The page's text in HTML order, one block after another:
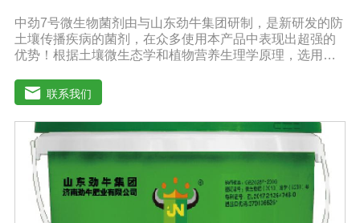
中劲7号微生物菌剂由与山东劲牛集团研制，是新研发的防
土壤传播疾病的菌剂，在众多使用本产品中表现出超强的
优势！根据土壤微生态学和植物营养生理学原理，选用有
而成的农用生物制剂。它利用微生物自身的寄生作用，并
释放出对土壤传播疾病和植物疾病、对细菌、真菌等具有
杀灭作用的化学物质，再辅助特殊增效剂，能快速、高效
抑制作物真菌、细菌病害。不仅有效地预防和控制多种作
物疾病的危害，还具有预防根腐病、枯萎病、锈枯病、黄
萎病、立枯病等多种病害功效，等土传病害的抗病力；从
而有效地解决由土传病害引起的作物根部病害及蔬菜苗期
病害。同时还有提高作物免疫力和抗逆性，促进作物生
长，改善品质，促进生长的代谢产物，促进根系生长，产
联系我们